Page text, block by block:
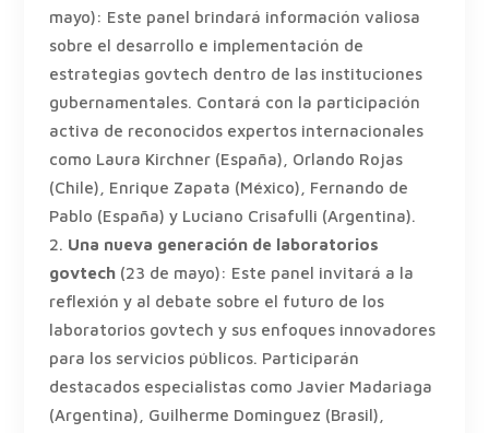
mayo): Este panel brindará información valiosa
sobre el desarrollo e implementación de
estrategias govtech dentro de las instituciones
gubernamentales. Contará con la participación
activa de reconocidos expertos internacionales
como Laura Kirchner (España), Orlando Rojas
(Chile), Enrique Zapata (México), Fernando de
Pablo (España) y Luciano Crisafulli (Argentina).
Una nueva generación de laboratorios
govtech(23 de mayo): Este panel invitará a la
reflexión y al debate sobre el futuro de los
laboratorios govtech y sus enfoques innovadores
para los servicios públicos. Participarán
destacados especialistas como Javier Madariaga
(Argentina), Guilherme Dominguez (Brasil),